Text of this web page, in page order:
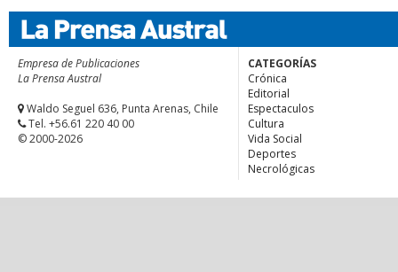
Empresa de Publicaciones
La Prensa Austral
Waldo Seguel 636, Punta Arenas, Chile
Tel. +56.61 220 40 00
© 2000-2026
CATEGORÍAS
Crónica
Editorial
Espectaculos
Cultura
Vida Social
Deportes
Necrológicas